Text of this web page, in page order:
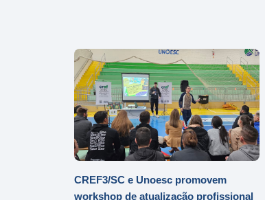
CREF3/SC e Unoesc promovem
workshop de atualização profissional